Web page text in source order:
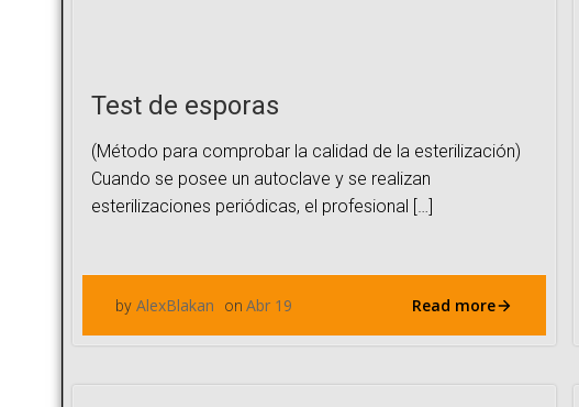
Test de esporas
(Método para comprobar la calidad de la esterilización)
Cuando se posee un autoclave y se realizan
esterilizaciones periódicas, el profesional […]
by AlexBlakan on Abr 19 Read more